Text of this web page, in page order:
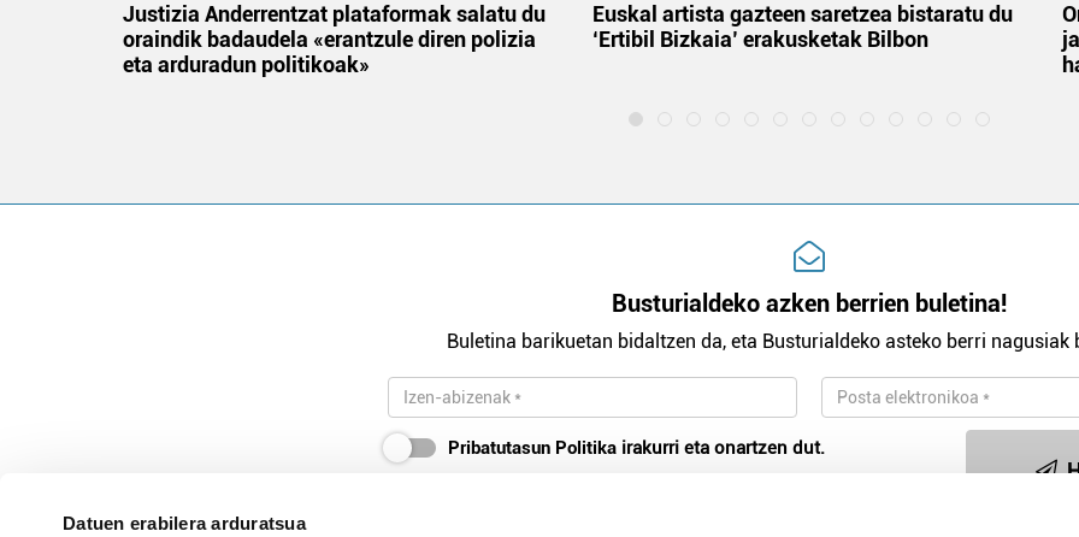
Datuen erabilera arduratsua
Justizia Anderrentzat plataformak salatu du
oraindik badaudela «erantzule diren polizia
eta arduradun politikoak»
Euskal artista gazteen saretzea bistaratu du
‘Ertibil Bizkaia’ erakusketak Bilbon
Busturialdeko azken berrien buletina!
Buletina barikuetan bidaltzen da, eta Busturialdeko asteko berri nagusiak
Pribatutasun Politika irakurri eta onartzen dut.